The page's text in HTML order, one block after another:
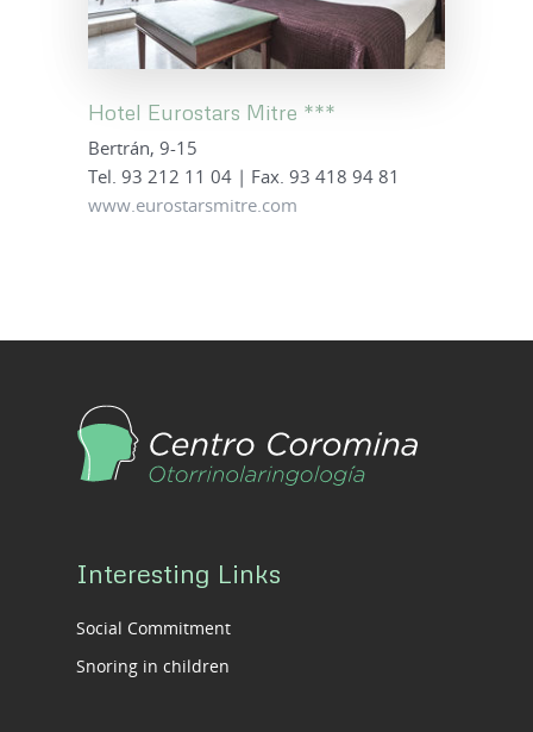
Hotel Eurostars Mitre ***
Bertrán, 9-15
Tel. 93 212 11 04 | Fax. 93 418 94 81
www.eurostarsmitre.com
Interesting Links
Social Commitment
Snoring in children